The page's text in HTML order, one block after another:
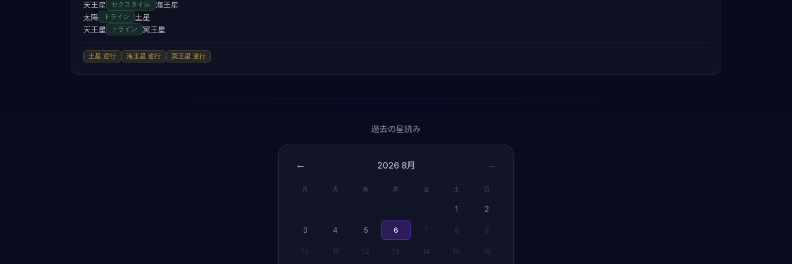
天王星 セクスタイル
海王星
太陽
トライン
土星
天王星
トライン 冥王星
土星 逆行 海王星 逆行 冥王星 逆行
過去の星読み
← 2026 8月 →
月 火 水 木 金 土 日
1 2
3 4 5 6 7 8 9
10 11 12 13 14 15 16